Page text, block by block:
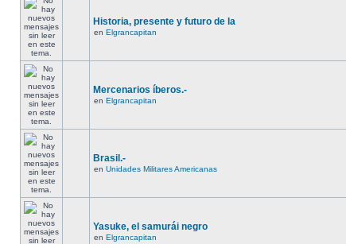
Historia, presente y futuro de la
en Elgrancapitan
Mercenarios íberos.-
en Elgrancapitan
Brasil.-
en Unidades Militares Americanas
Yasuke, el samurái negro
en Elgrancapitan